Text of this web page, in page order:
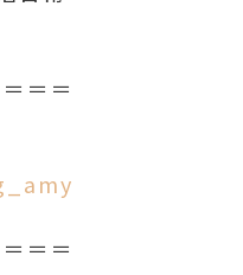
＝＝
＝＝